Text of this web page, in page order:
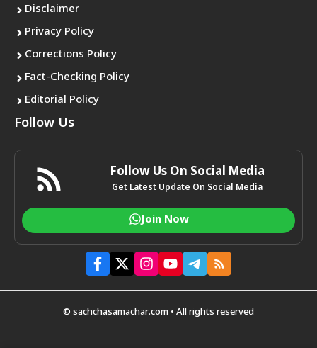
Disclaimer
Privacy Policy
Corrections Policy
Fact-Checking Policy
Editorial Policy
Follow Us
Follow Us On Social Media
Get Latest Update On Social Media
Join Now
© sachchasamachar.com • All rights reserved